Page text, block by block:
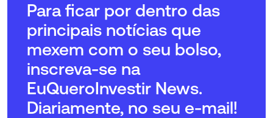
Para ficar por dentro das
principais notícias que
mexem com o seu bolso,
inscreva-se na
EuQueroInvestir News.
Diariamente, no seu e-mail!